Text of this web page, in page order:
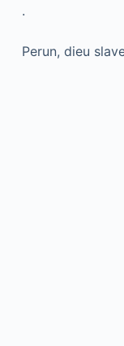
.
Perun, dieu